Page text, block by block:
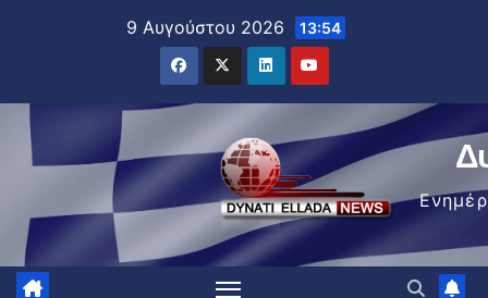
9 Αυγούστου 2026 13:54